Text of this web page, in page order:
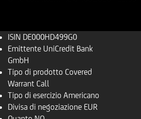
ISIN DE000HD499G0
Emittente UniCredit Bank
GmbH
Tipo di prodotto Covered
Warrant Call
Tipo di esercizio Americano
Divisa di negoziazione EUR